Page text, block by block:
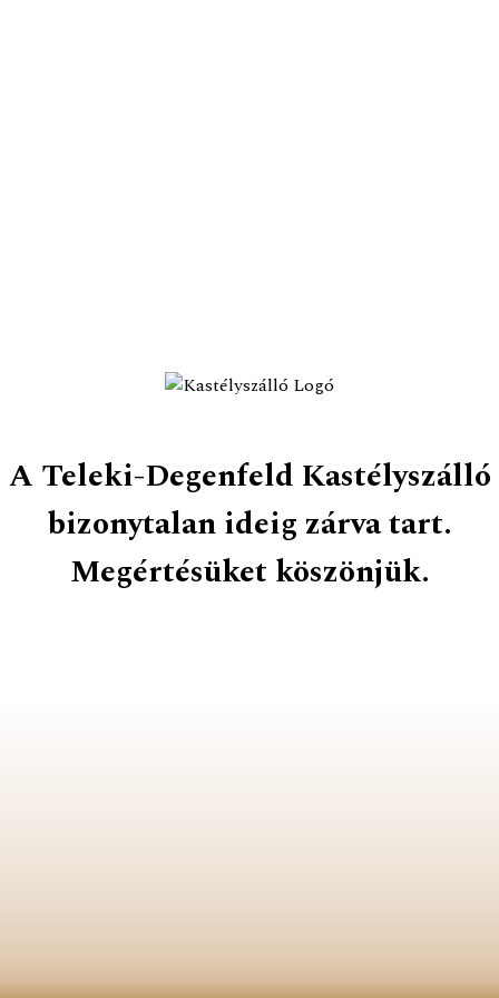
A Teleki-Degenfeld Kastélyszálló
bizonytalan ideig zárva tart.
Megértésüket köszönjük.